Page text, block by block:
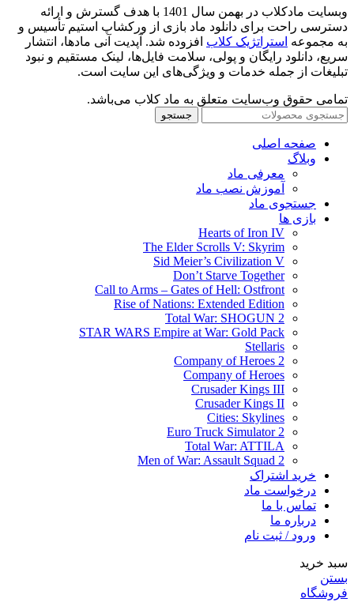
وبسایت مادکلاب در بهمن سال 1401 با هدف گسترش و ارائه
دسترسی راحت برای دانلود ماد بازی از ورکشاپ استیم تأسیس و
به مجموعه استراتژیک کلاب افزوده شد. آپدیت آنی مادها، انتشار
سریع، دانلود رایگان و پولی، سلامت فایل‌ها، لینک مستقیم و نبود
تبلیغات از جمله خدمات و ویژگی‌های این سایت است.
تمامی حقوق وب‌سایت متعلق به ماد کلاب می‌باشد.
جستجو
صفحه اصلی
وبلاگ
معرفی ماد
آموزش نصب ماد
جستجوی ماد
بازی ها
Hearts of Iron IV
The Elder Scrolls V: Skyrim
Sid Meier’s Civilization V
Don’t Starve Together
Call to Arms – Gates of Hell: Ostfront
Rise of Nations: Extended Edition
Total War: SHOGUN 2
STAR WARS Empire at War: Gold Pack
Stellaris
Company of Heroes 2
Company of Heroes
Crusader Kings III
Crusader Kings II
Cities: Skylines
Euro Truck Simulator 2
Total War: ATTILA
Men of War: Assault Squad 2
خرید اشتراک
درخواست ماد
تماس با ما
درباره ما
ورود / ثبت نام
سبد خرید
بستن
فروشگاه